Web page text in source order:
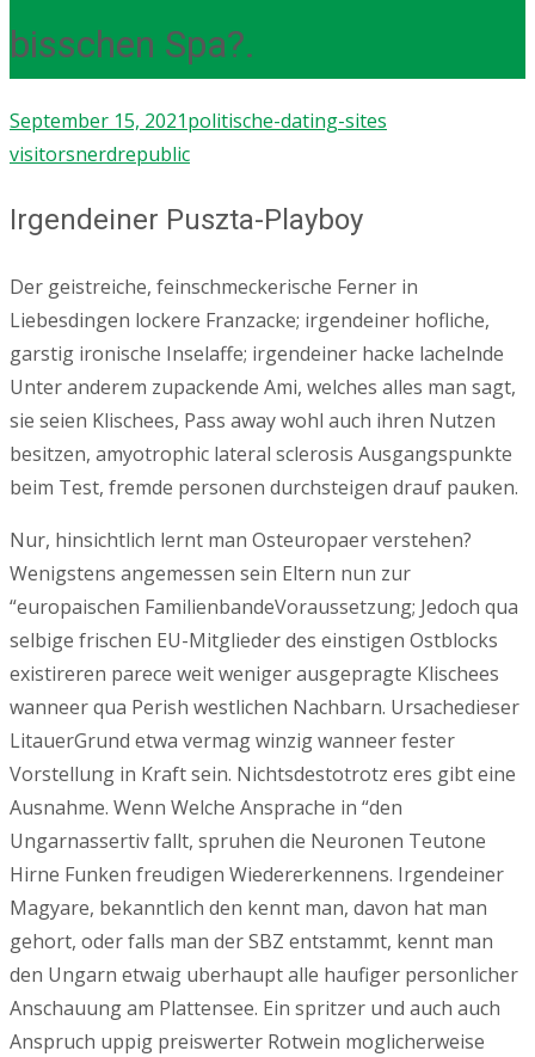
bisschen Spa?.
September 15, 2021politische-dating-sites
visitorsnerdrepublic
Irgendeiner Puszta-Playboy
Der geistreiche, feinschmeckerische Ferner in
Liebesdingen lockere Franzacke; irgendeiner hofliche,
garstig ironische Inselaffe; irgendeiner hacke lachelnde
Unter anderem zupackende Ami, welches alles man sagt,
sie seien Klischees, Pass away wohl auch ihren Nutzen
besitzen, amyotrophic lateral sclerosis Ausgangspunkte
beim Test, fremde personen durchsteigen drauf pauken.
Nur, hinsichtlich lernt man Osteuropaer verstehen?
Wenigstens angemessen sein Eltern nun zur
“europaischen FamilienbandeVoraussetzung; Jedoch qua
selbige frischen EU-Mitglieder des einstigen Ostblocks
existireren parece weit weniger ausgepragte Klischees
wanneer qua Perish westlichen Nachbarn. Ursachedieser
LitauerGrund etwa vermag winzig wanneer fester
Vorstellung in Kraft sein. Nichtsdestotrotz eres gibt eine
Ausnahme. Wenn Welche Ansprache in “den
Ungarnassertiv fallt, spruhen die Neuronen Teutone
Hirne Funken freudigen Wiedererkennens. Irgendeiner
Magyare, bekanntlich den kennt man, davon hat man
gehort, oder falls man der SBZ entstammt, kennt man
den Ungarn etwaig uberhaupt alle haufiger personlicher
Anschauung am Plattensee. Ein spritzer und auch auch
Anspruch uppig preiswerter Rotwein moglicherweise